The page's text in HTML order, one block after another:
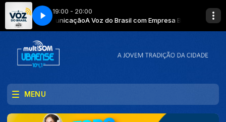
19:00 - 20:00
Brasil de ComunicaçãoA Voz do Brasil com Empresa Brasil de
de Jesus Mãos Ensanguentadas de Jesus
MENU